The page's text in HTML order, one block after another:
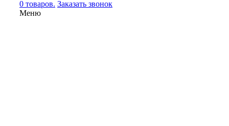
0 товаров. Заказать звонок
Меню